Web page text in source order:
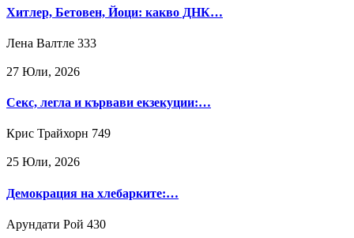
Хитлер, Бетовен, Йоци: какво ДНК…
Лена Валтле 333
27 Юли, 2026
Секс, легла и кървави екзекуции:…
Крис Трайхорн 749
25 Юли, 2026
Демокрация на хлебарките:…
Арундати Рой 430